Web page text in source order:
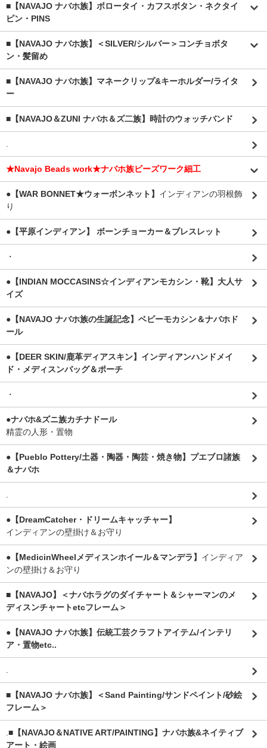
■【NAVAJO ナバホ族】ボロータイ・カフスボタン・ネクタイ
ピン・PINS
■【NAVAJO ナバホ族】＜SILVER/シルバー＞コンチョボタ
ン・髪留め
■【NAVAJO ナバホ族】マネークリップ&キーホルダー/ライタ
ー
■【NAVAJO＆ZUNI ナバホ＆ズ二族】時計のウォッチバンド
★Navajo Beads work★ナバホ族ビーズワーク細工
●【WAR BONNET★ウォーボンネット】 インディアンの羽根飾
り
●【平原インディアン】 ボーンチョーカー＆ブレスレット
・
●【INDIAN MOCCASINS☆インディアンモカシン・靴】大人サ
イズ
●【NAVAJO ナバホ族の生誕記念】ベビーモカシン＆ナバホド
ール
●【DEER SKIN/鹿革ディアスキン】インディアンハンドメイ
ド・メディスンバッグ＆ポーチ
・
●ナバホ&ズニ族カチナドール
精霊の人形・置物
●【Pueblo Pottery/土器・陶器・陶芸・焼き物】プエブロ諸族
＆ナバホ
●【DreamCatcher・ドリームキャッチャー】
インディアンの壁掛け＆お守り
●【MedicinWheelメディスンホイール＆マンデラ】 インディア
ンの壁掛け＆お守り
■【NAVAJO】＜ナバホラグのダイチャート＆シャーマンのメ
ディスンチャートetcフレーム＞
●【NAVAJO ナバホ族】伝統工芸クラフトアイテム/インテリ
ア・置物etc..
■【NAVAJO ナバホ族】＜Sand Painting/サンドペイント/砂絵
フレーム＞
■【NAVAJO＆NATIVE ART/PAINTING】ナバホ族&ネイティブ
アート・絵画